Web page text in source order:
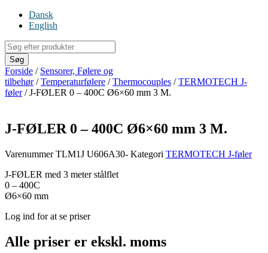
Dansk
English
Products
search
Søg
Forside / Sensorer, Følere og
tilbehør/Temperaturfølere /Thermocouples /TERMOTECH J-
føler/ J-FØLER 0 – 400C Ø6×60 mm 3 M.
J-FØLER 0 – 400C Ø6×60 mm 3 M.
VarenummerTLM1J U606A30- Kategori TERMOTECH J-føler
J-FØLER med 3 meter stålflet
0 – 400C
Ø6×60 mm
Log ind for at se priser
Alle priser er ekskl. moms